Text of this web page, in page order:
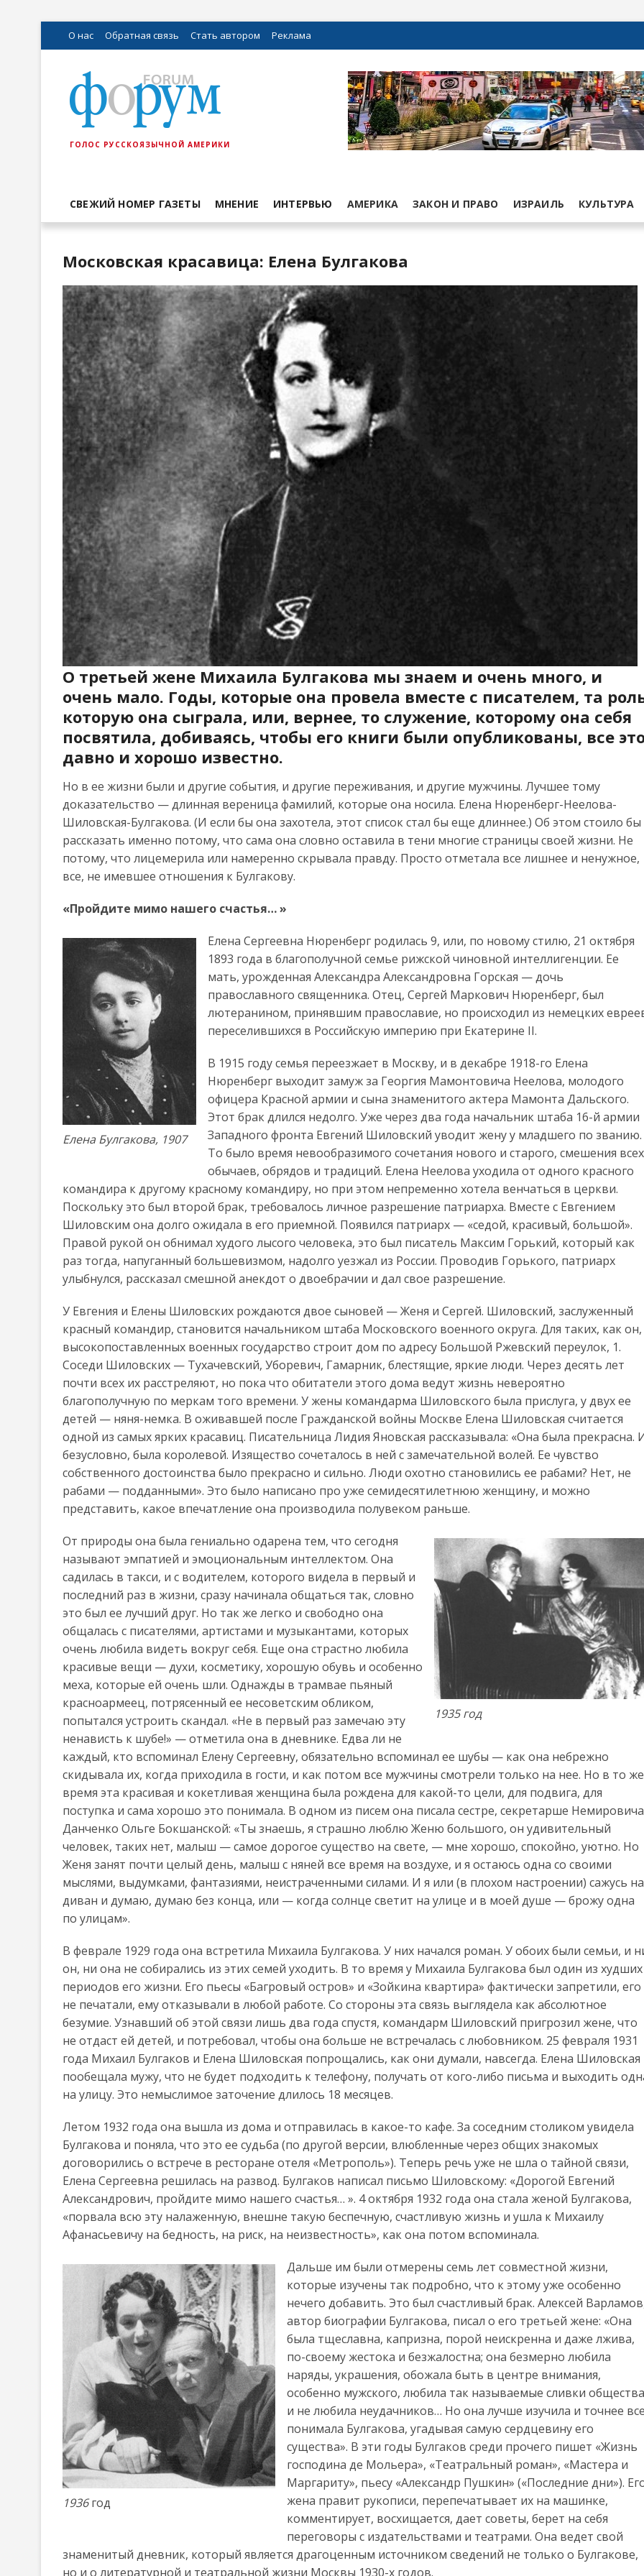
О нас Обратная связь Стать автором Реклама
ГОЛОС РУССКОЯЗЫЧНОЙ АМЕРИКИ
СВЕЖИЙ НОМЕР ГАЗЕТЫ МНЕНИЕ ИНТЕРВЬЮ АМЕРИКА ЗАКОН И ПРАВО ИЗРАИЛЬ КУЛЬТУРА
Московская красавица: Елена Булгакова
О третьей жене Михаила Булгакова мы знаем и очень много, и
очень мало. Годы, которые она провела вместе с писателем, та
которую она сыграла, или, вернее, то служение, которому она себя
посвятила, добиваясь, чтобы его книги были опубликованы, все
давно и хорошо известно.
Но в ее жизни были и другие события, и другие переживания, и другие мужчины. Лучшее тому
доказательство — длинная вереница фамилий, которые она носила. Елена Нюренберг-Неелова-
Шиловская-Булгакова. (И если бы она захотела, этот список стал бы еще длиннее.) Об этом стоило бы
рассказать именно потому, что сама она словно оставила в тени многие страницы своей жизни. Не
потому, что лицемерила или намеренно скрывала правду. Просто отметала все лишнее и ненужное,
все, не имевшее отношения к Булгакову.
«Пройдите мимо нашего счастья… »
Елена Булгакова, 1907
Елена Сергеевна Нюренберг родилась 9, или, по новому стилю, 21 октября
1893 года в благополучной семье рижской чиновной интеллигенции. Ее
мать, урожденная Александра Александровна Горская — дочь
православного священника. Отец, Сергей Маркович Нюренберг, был
лютеранином, принявшим православие, но происходил из немецких
переселившихся в Российскую империю при Екатерине II.
В 1915 году семья переезжает в Москву, и в декабре 1918-го Елена
Нюренберг выходит замуж за Георгия Мамонтовича Неелова, молодого
офицера Красной армии и сына знаменитого актера Мамонта Дальского.
Этот брак длился недолго. Уже через два года начальник штаба 16-й армии
Западного фронта Евгений Шиловский уводит жену у младшего по званию.
То было время невообразимого сочетания нового и старого, смешения всех
обычаев, обрядов и традиций. Елена Неелова уходила от одного красного
командира к другому красному командиру, но при этом непременно хотела венчаться в церкви.
Поскольку это был второй брак, требовалось личное разрешение патриарха. Вместе с Евгением
Шиловским она долго ожидала в его приемной. Появился патриарх — «седой, красивый, большой».
Правой рукой он обнимал худого лысого человека, это был писатель Максим Горький, который как
раз тогда, напуганный большевизмом, надолго уезжал из России. Проводив Горького, патриарх
улыбнулся, рассказал смешной анекдот о двоебрачии и дал свое разрешение.
У Евгения и Елены Шиловских рождаются двое сыновей — Женя и Сергей. Шиловский, заслуженный
красный командир, становится начальником штаба Московского военного округа. Для таких, как он,
высокопоставленных военных государство строит дом по адресу Большой Ржевский переулок, 1.
Соседи Шиловских — Тухачевский, Уборевич, Гамарник, блестящие, яркие люди. Через десять лет
почти всех их расстреляют, но пока что обитатели этого дома ведут жизнь невероятно
благополучную по меркам того времени. У жены командарма Шиловского была прислуга, у двух ее
детей — няня-немка. В оживавшей после Гражданской войны Москве Елена Шиловская считается
одной из самых ярких красавиц. Писательница Лидия Яновская рассказывала: «Она была прекрасна.
безусловно, была королевой. Изящество сочеталось в ней с замечательной волей. Ее чувство
собственного достоинства было прекрасно и сильно. Люди охотно становились ее рабами? Нет, не
рабами — подданными». Это было написано про уже семидесятилетнюю женщину, и можно
представить, какое впечатление она производила полувеком раньше.
1935 год
От природы она была гениально одарена тем, что сегодня
называют эмпатией и эмоциональным интеллектом. Она
садилась в такси, и с водителем, которого видела в первый и
последний раз в жизни, сразу начинала общаться так, словно
это был ее лучший друг. Но так же легко и свободно она
общалась с писателями, артистами и музыкантами, которых
очень любила видеть вокруг себя. Еще она страстно любила
красивые вещи — духи, косметику, хорошую обувь и особенно
меха, которые ей очень шли. Однажды в трамвае пьяный
красноармеец, потрясенный ее несоветским обликом,
попытался устроить скандал. «Не в первый раз замечаю эту
ненависть к шубе!» — отметила она в дневнике. Едва ли не
каждый, кто вспоминал Елену Сергеевну, обязательно вспоминал ее шубы — как она небрежно
скидывала их, когда приходила в гости, и как потом все мужчины смотрели только на нее. Но в то же
время эта красивая и кокетливая женщина была рождена для какой-то цели, для подвига, для
поступка и сама хорошо это понимала. В одном из писем она писала сестре, секретарше
Данченко Ольге Бокшанской: «Ты знаешь, я страшно люблю Женю большого, он удивительный
человек, таких нет, малыш — самое дорогое существо на свете, — мне хорошо, спокойно, уютно. Но
Женя занят почти целый день, малыш с няней все время на воздухе, и я остаюсь одна со своими
мыслями, выдумками, фантазиями, неистраченными силами. И я или (в плохом настроении) сажусь на
диван и думаю, думаю без конца, или — когда солнце светит на улице и в моей душе — брожу одна
по улицам».
В феврале 1929 года она встретила Михаила Булгакова. У них начался роман. У обоих были семьи, и
он, ни она не собирались из этих семей уходить. В то время у Михаила Булгакова был один из худших
периодов его жизни. Его пьесы «Багровый остров» и «Зойкина квартира» фактически запретили, его
не печатали, ему отказывали в любой работе. Со стороны эта связь выглядела как абсолютное
безумие. Узнавший об этой связи лишь два года спустя, командарм Шиловский пригрозил жене, что
не отдаст ей детей, и потребовал, чтобы она больше не встречалась с любовником. 25 февраля 1931
года Михаил Булгаков и Елена Шиловская попрощались, как они думали, навсегда. Елена Шиловская
пообещала мужу, что не будет подходить к телефону, получать от кого-либо письма и выходить
на улицу. Это немыслимое заточение длилось 18 месяцев.
Летом 1932 года она вышла из дома и отправилась в какое-то кафе. За соседним столиком увидела
Булгакова и поняла, что это ее судьба (по другой версии, влюбленные через общих знакомых
договорились о встрече в ресторане отеля «Метрополь»). Теперь речь уже не шла о тайной связи,
Елена Сергеевна решилась на развод. Булгаков написал письмо Шиловскому: «Дорогой Евгений
Александрович, пройдите мимо нашего счастья… ». 4 октября 1932 года она стала женой Булгакова,
«порвала всю эту налаженную, внешне такую беспечную, счастливую жизнь и ушла к Михаилу
Афанасьевичу на бедность, на риск, на неизвестность», как она потом вспоминала.
1936год
Дальше им были отмерены семь лет совместной жизни,
которые изучены так подробно, что к этому уже особенно
нечего добавить. Это был счастливый брак. Алексей
автор биографии Булгакова, писал о его третьей жене: «Она
была тщеславна, капризна, порой неискренна и даже лжива,
по-своему жестока и безжалостна; она безмерно любила
наряды, украшения, обожала быть в центре внимания,
особенно мужского, любила так называемые сливки общества
и не любила неудачников… Но она лучше изучила и точнее
понимала Булгакова, угадывая самую сердцевину его
существа». В эти годы Булгаков среди прочего пишет «Жизнь
господина де Мольера», «Театральный роман», «Мастера и
Маргариту», пьесу «Александр Пушкин» («Последние дни»).
жена правит рукописи, перепечатывает их на машинке,
комментирует, восхищается, дает советы, берет на себя
переговоры с издательствами и театрами. Она ведет свой
знаменитый дневник, который является драгоценным источником сведений не только о Булгакове,
но и о литературной и театральной жизни Москвы 1930-х годов.